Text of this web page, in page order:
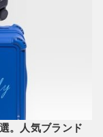
。人気ブランド